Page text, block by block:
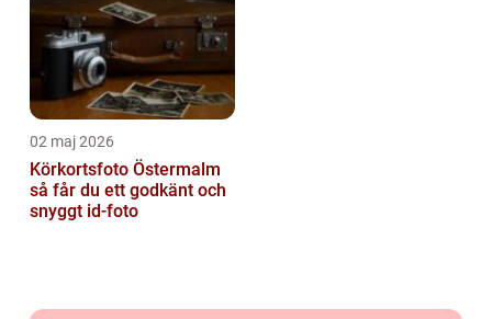
02 maj 2026
Körkortsfoto Östermalm
så får du ett godkänt och
snyggt id-foto